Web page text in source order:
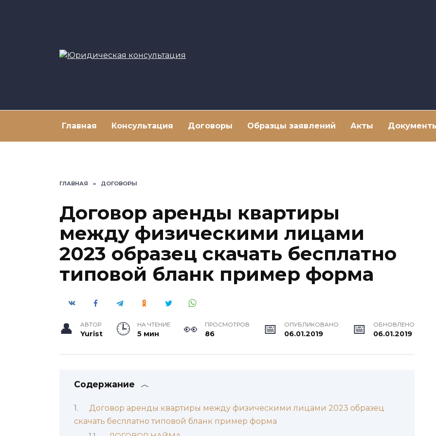
Главная Консультация Договоры Образцы заявлений Акты
ГЛАВНАЯ » ДОГОВОРЫ
Договор аренды квартиры
между физическими лицами
2023 образец скачать бесплатно
типовой бланк пример форма
АВТОР
Yurist
НА ЧТЕНИЕ
5 мин
ПРОСМОТРОВ
86
ОПУБЛИКОВАНО
06.01.2019
ОБНОВЛЕНО
06.01.2019
Содержание
Договор аренды квартиры между физическими лицами 2023 образец
скачать бесплатно типовой бланк пример форма